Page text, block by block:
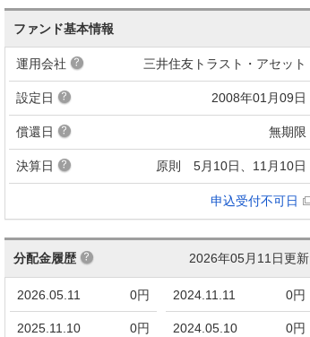
ファンド基本情報
運用会社 三井住友トラスト・アセット
設定日 2008年01月09日
償還日 無期限
決算日 原則 5月10日、11月10日
申込受付不可日
2026年05月11日更新
分配金履歴
2026.05.11 0円
2025.11.10 0円
2024.11.11 0円
2024.05.10 0円